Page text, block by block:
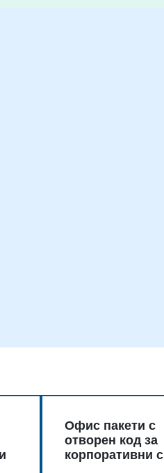
Офис пакети с
отворен код за
корпоративни